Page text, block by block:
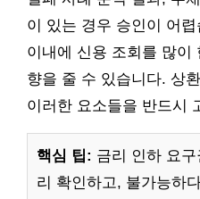
이 있는 경우 승인이 어
이내에 신용 조회를 많이
향을 줄 수 있습니다. 상
이러한 요소들을 반드시
핵심 팁: 금리 인하 요
리 확인하고, 불가능하